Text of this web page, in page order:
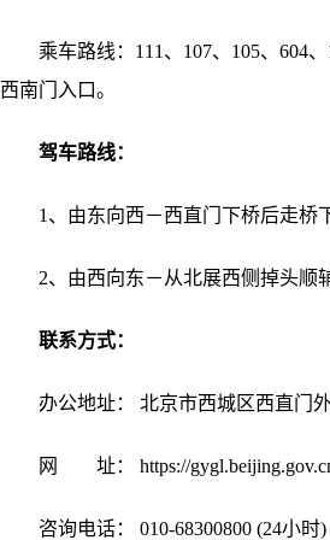
乘车路线：111、107、105、604
西南门入口。
驾车路线：
1、由东向西－西直门下桥后走桥
2、由西向东－从北展西侧掉头顺
联系方式：
办公地址： 北京市西城区西直门
网 址： https://
咨询电话： 010-68300800 (24小时)